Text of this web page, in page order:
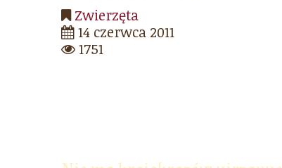
Zwierzęta
14 czerwca 2011
1751